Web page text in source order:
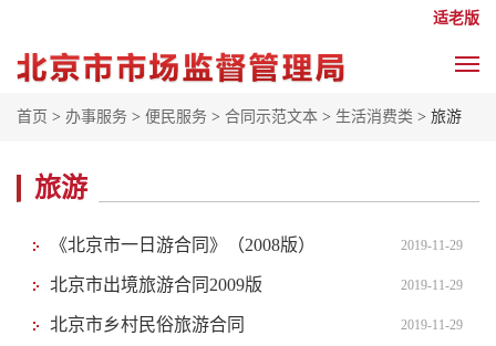
适老版
首页 > 办事服务 > 便民服务 > 合同示范文本 > 生活消费类 > 旅游
旅游
《北京市一日游合同》（2008版） 2019-11-29
北京市出境旅游合同2009版 2019-11-29
北京市乡村民俗旅游合同 2019-11-29